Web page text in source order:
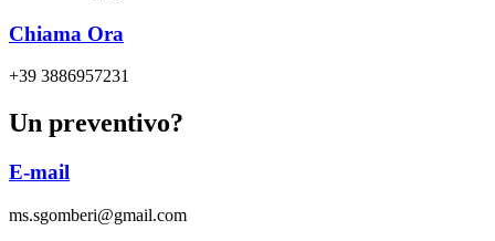
Chiama Ora
+39 3886957231
Un preventivo?
E-mail
ms.sgomberi@gmail.com